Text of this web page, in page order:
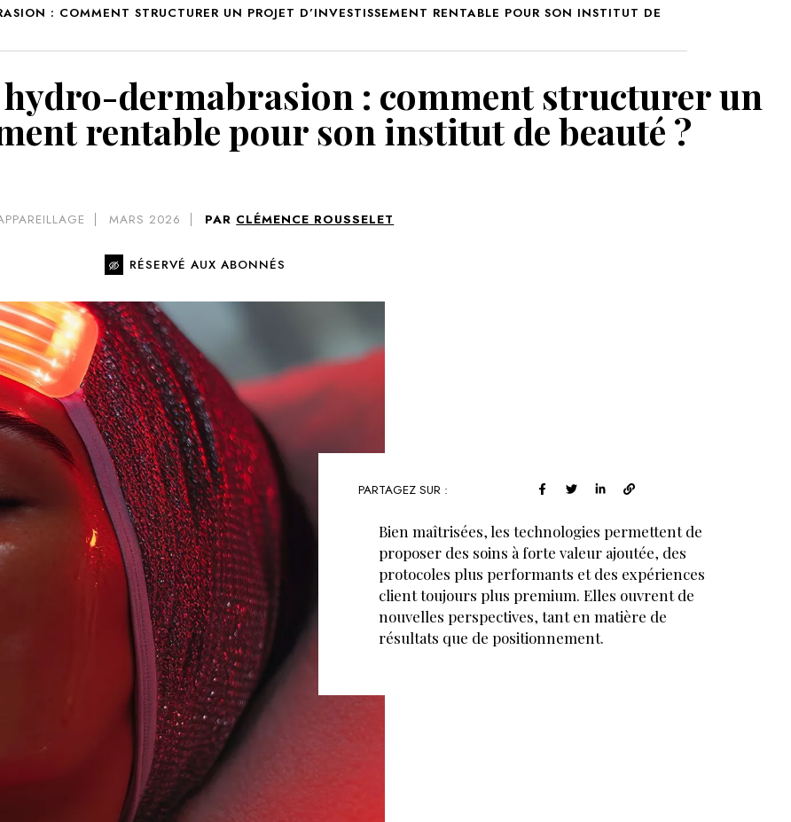
VOIR MON PANIER
: COMMENT STRUCTURER UN PROJET D’INVESTISSEMENT RENTABLE POUR SON INSTITUT DE
dermabrasion : comment structurer un
rentable pour son institut de beauté ?
MARS 2026 PAR CLÉMENCE ROUSSELET
RÉSERVÉ AUX ABONNÉS
PARTAGEZ SUR :
Bien maîtrisées, les technologies permettent de
proposer des soins à forte valeur ajoutée, des
protocoles plus performants et des expériences
client toujours plus premium. Elles ouvrent de
nouvelles perspectives, tant en matière de
résultats que de positionnement.